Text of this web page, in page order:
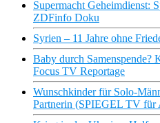
Supermacht Geheimdienst:
ZDFinfo Doku
Syrien – 11 Jahre ohne
Baby durch Samenspende?
Focus TV Reportage
Wunschkinder für Solo-
Partnerin (SPIEGEL TV für